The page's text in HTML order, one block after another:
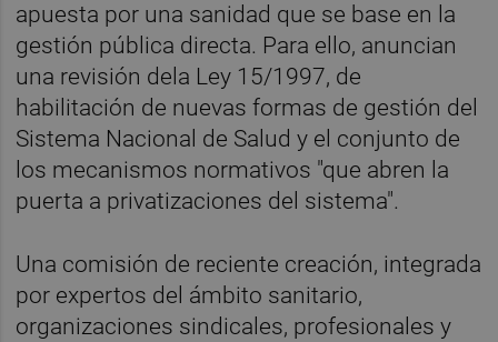
apuesta por una sanidad que se base en la
gestión pública directa. Para ello, anuncian
una revisión dela Ley 15/1997, de
habilitación de nuevas formas de gestión del
Sistema Nacional de Salud y el conjunto de
los mecanismos normativos "que abren la
puerta a privatizaciones del sistema".
Una comisión de reciente creación, integrada
por expertos del ámbito sanitario,
organizaciones sindicales, profesionales y